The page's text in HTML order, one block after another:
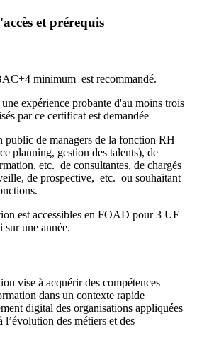
et prérequis
minimum est recommandé.
expérience probante d'au moins trois
par ce certificat est demandée
public de managers de la fonction RH
planning, gestion des talents), de
etc. de consultantes, de chargés
de prospective, etc. ou souhaitant
est accessibles en FOAD pour 3 UE
une année.
vise à acquérir des compétences
dans un contexte rapide
digital des organisations appliquées
l’évolution des métiers et des